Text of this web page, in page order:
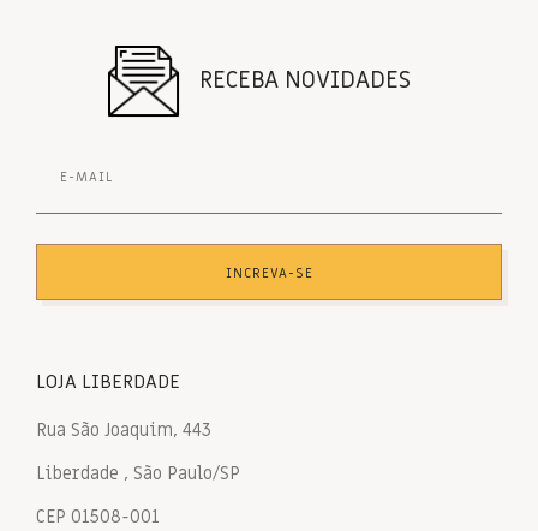
RECEBA NOVIDADES
INCREVA-SE
LOJA LIBERDADE
Rua São Joaquim, 443
Liberdade , São Paulo/SP
CEP 01508-001